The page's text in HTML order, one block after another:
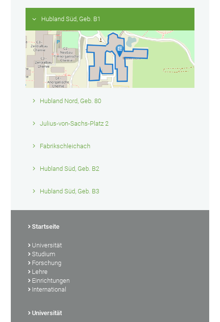
Hubland Süd, Geb. B1
Hubland Nord, Geb. 80
Julius-von-Sachs-Platz 2
Fabrikschleichach
Hubland Süd, Geb. B2
Hubland Süd, Geb. B3
Startseite
Universität
Studium
Forschung
Lehre
Einrichtungen
International
Universität